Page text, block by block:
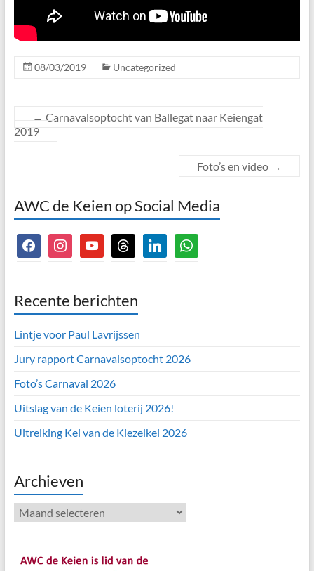
08/03/2019 Uncategorized
← Carnavalsoptocht van Ballegat naar Keiengat
2019
Foto’s en video →
AWC de Keien op Social Media
facebookinstagramyoutubethreads linkedinwhatsapp
Recente berichten
Lintje voor Paul Lavrijssen
Jury rapport Carnavalsoptocht 2026
Foto’s Carnaval 2026
Uitslag van de Keien loterij 2026!
Uitreiking Kei van de Kiezelkei 2026
Archieven
Archieven